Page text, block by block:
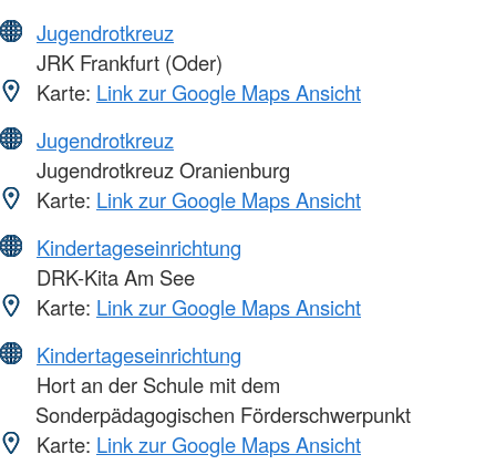
Jugendrotkreuz
JRK Frankfurt (Oder)
Karte: Link zur Google Maps Ansicht
Jugendrotkreuz
Jugendrotkreuz Oranienburg
Karte: Link zur Google Maps Ansicht
Kindertageseinrichtung
DRK-Kita Am See
Karte: Link zur Google Maps Ansicht
Kindertageseinrichtung
Hort an der Schule mit dem
Sonderpädagogischen Förderschwerpunkt
Karte: Link zur Google Maps Ansicht